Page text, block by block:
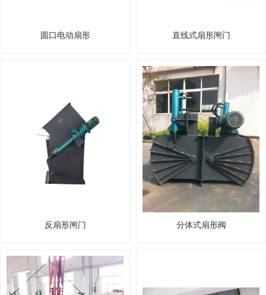
圆口电动扇形 直线式扇形闸门
反扇形闸门 分体式扇形阀